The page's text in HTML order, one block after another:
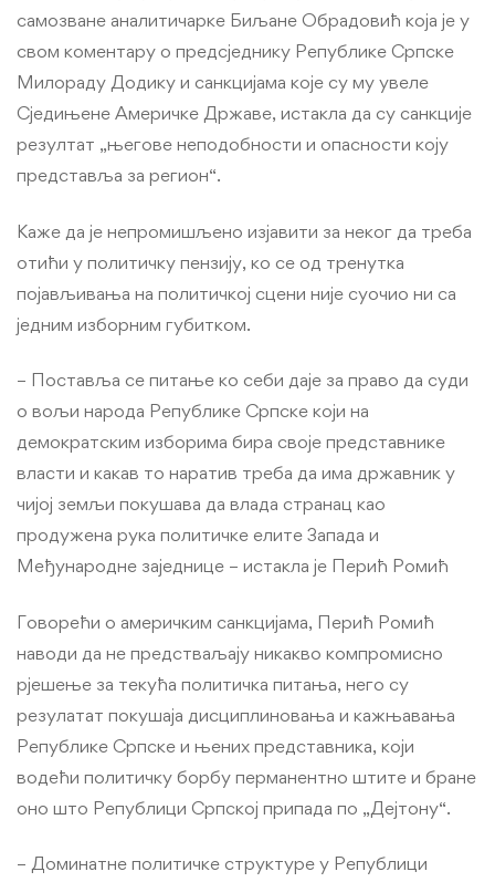
самозване аналитичарке Биљане Обрадовић која је у
свом коментару о предсједнику Републике Српске
Милораду Додику и санкцијама које су му увеле
Сједињене Америчке Државе, истакла да су санкције
резултат „његове неподобности и опасности коју
представља за регион“.
Каже да је непромишљено изјавити за неког да треба
отићи у политичку пензију, ко се од тренутка
појављивања на политичкој сцени није суочио ни са
једним изборним губитком.
– Поставља се питање ко себи даје за право да суди
о вољи народа Републике Српске који на
демократским изборима бира своје представнике
власти и какав то наратив треба да има државник у
чијој земљи покушава да влада странац као
продужена рука политичке елите Запада и
Међународне заједнице – истакла је Перић Ромић
Говорећи о америчким санкцијама, Перић Ромић
наводи да не предстваљају никакво компромисно
рјешење за текућа политичка питања, него су
резулатат покушаја дисциплиновања и кажњавања
Републике Српске и њених представника, који
водећи политичку борбу перманентно штите и бране
оно што Републици Српској припада по „Дејтону“.
– Доминатне политичке структуре у Републици